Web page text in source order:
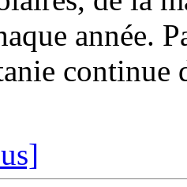
année.
continue